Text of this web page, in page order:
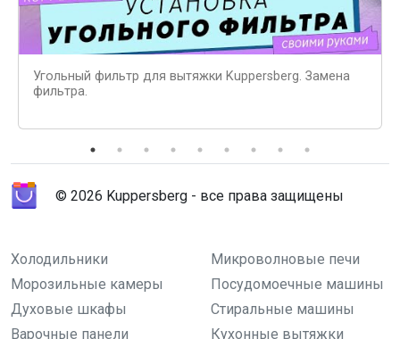
Угольный фильтр для вытяжки Kuppersberg. Замена
фильтра.
© 2026 Kuppersberg - все права защищены
Холодильники
Микроволновые печи
Морозильные камеры
Посудомоечные машины
Духовые шкафы
Стиральные машины
Варочные панели
Кухонные вытяжки